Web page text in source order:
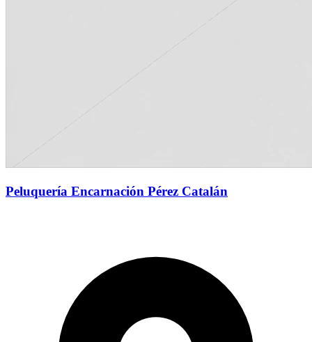
Peluquería Encarnación Pérez Catalán